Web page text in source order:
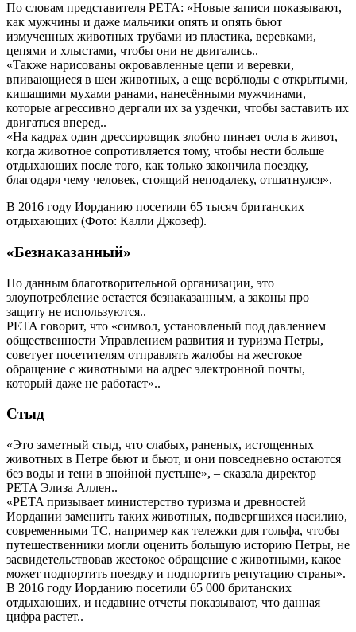
По словам представителя PETA: «Новые записи показывают,
как мужчины и даже мальчики опять и опять бьют
измученных животных трубами из пластика, веревками,
цепями и хлыстами, чтобы они не двигались..
«Также нарисованы окровавленные цепи и веревки,
впивающиеся в шеи животных, а еще верблюды с открытыми,
кишащими мухами ранами, нанесёнными мужчинами,
которые агрессивно дергали их за уздечки, чтобы заставить их
двигаться вперед..
«На кадрах один дрессировщик злобно пинает осла в живот,
когда животное сопротивляется тому, чтобы нести больше
отдыхающих после того, как только закончила поездку,
благодаря чему человек, стоящий неподалеку, отшатнулся».
В 2016 году Иорданию посетили 65 тысяч британских
отдыхающих (Фото: Калли Джозеф).
«Безнаказанный»
По данным благотворительной организации, это
злоупотребление остается безнаказанным, а законы про
защиту не используются..
PETA говорит, что «символ, установленый под давлением
общественности Управлением развития и туризма Петры,
советует посетителям отправлять жалобы на жестокое
обращение с животными на адрес электронной почты,
который даже не работает»..
Стыд
«Это заметный стыд, что слабых, раненых, истощенных
животных в Петре бьют и бьют, и они повседневно остаются
без воды и тени в знойной пустыне», – сказала директор
PETA Элиза Аллен..
«PETA призывает министерство туризма и древностей
Иордании заменить таких животных, подвергшихся насилию,
современными ТС, например как тележки для гольфа, чтобы
путешественники могли оценить большую историю Петры, не
засвидетельствовав жестокое обращение с животными, какое
может подпортить поездку и подпортить репутацию страны».
В 2016 году Иорданию посетили 65 000 британских
отдыхающих, и недавние отчеты показывают, что данная
цифра растет..